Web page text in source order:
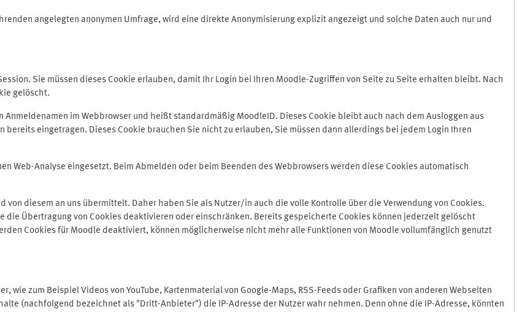
angelegten anonymen Umfrage, wird eine direkte Anonymisierung explizit angezeigt und solche Daten auch nur und
Sie müssen dieses Cookie erlauben, damit Ihr Login bei Ihren Moodle-Zugriffen von Seite zu Seite erhalten bleibt. Nach
gelöscht.
im Webbrowser und heißt standardmäßig MoodleID. Dieses Cookie bleibt auch nach dem Ausloggen aus
eingetragen. Dieses Cookie brauchen Sie nicht zu erlauben, Sie müssen dann allerdings bei jedem Login Ihren
Web-Analyse eingesetzt. Beim Abmelden oder beim Beenden des Webbrowsers werden diese Cookies automatisch
diesem an uns übermittelt. Daher haben Sie als Nutzer/in auch die volle Kontrolle über die Verwendung von Cookies.
die Übertragung von Cookies deaktivieren oder einschränken. Bereits gespeicherte Cookies können jederzeit gelöscht
Cookies für Moodle deaktiviert, können möglicherweise nicht mehr alle Funktionen von Moodle vollumfänglich genutzt
wie zum Beispiel Videos von YouTube, Kartenmaterial von Google-Maps, RSS-Feeds oder Grafiken von anderen Webseiten
(nachfolgend bezeichnet als "Dritt-Anbieter") die IP-Adresse der Nutzer wahr nehmen. Denn ohne die IP-Adresse, könnten